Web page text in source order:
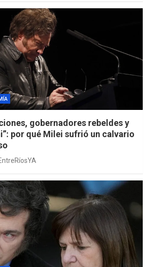
gobernadores rebeldes y
por qué Milei sufrió un calvario